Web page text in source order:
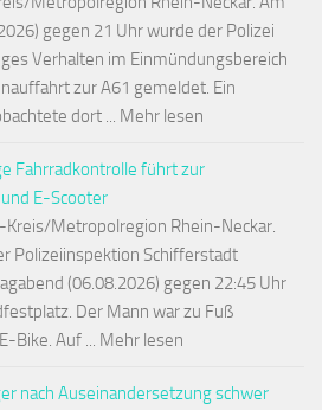
gegen 21 Uhr wurde der Polizei
Verhalten im Einmündungsbereich
zur A61 gemeldet. Ein
dort ... Mehr lesen
Fahrradkontrolle führt zur
E-Scooter
Metropolregion Rhein-Neckar.
Polizeiinspektion Schifferstadt
(06.08.2026) gegen 22:45 Uhr
Der Mann war zu Fuß
Bike. Auf ... Mehr lesen
nach Auseinandersetzung schwer